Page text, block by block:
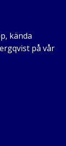
kända
på vår